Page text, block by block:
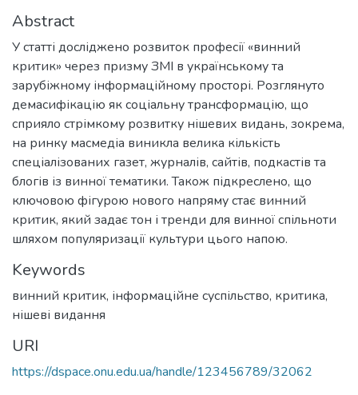
Abstract
У статті досліджено розвиток професії «винний
критик» через призму ЗМІ в українському та
зарубіжному інформаційному просторі. Розглянуто
демасифікацію як соціальну трансформацію, що
сприяло стрімкому розвитку нішевих видань, зокрема,
на ринку масмедіа виникла велика кількість
спеціалізованих газет, журналів, сайтів, подкастів та
блогів із винної тематики. Також підкреслено, що
ключовою фігурою нового напряму стає винний
критик, який задає тон і тренди для винної спільноти
шляхом популяризації культури цього напою.
Keywords
винний критик, інформаційне суспільство, критика,
нішеві видання
URI
https://dspace.onu.edu.ua/handle/123456789/32062